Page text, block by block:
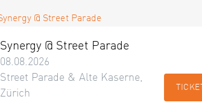
Synergy @ Street Parade
08.08.2026
Street Parade & Alte Kaserne,
Zürich